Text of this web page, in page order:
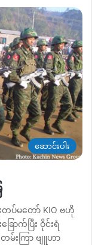
ဆောင်းပါး
တပ်မတော် KIO ဗဟို
ောက်ပြီး ဝိုင်းရံ
းကြာ ဗျူဟာ